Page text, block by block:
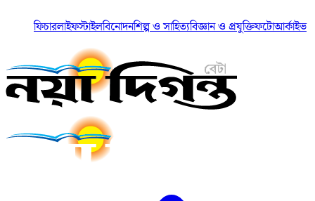
ফিচারলাইফস্টাইলবিনোদনশিল্প ও সাহিত্যবিজ্ঞান ও প্রযুক্তিফটোআর্কাইভ